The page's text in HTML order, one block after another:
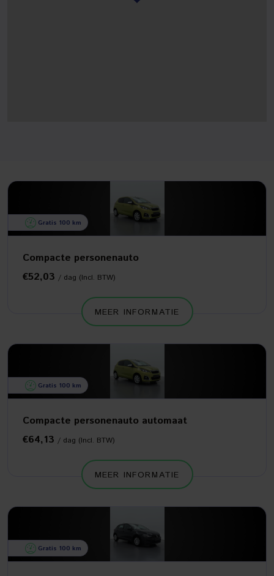
Gratis 100 km
Compacte personenauto
€52,03 / dag (Incl. BTW)
MEER INFORMATIE
Gratis 100 km
Compacte personenauto automaat
€64,13 / dag (Incl. BTW)
MEER INFORMATIE
Gratis 100 km